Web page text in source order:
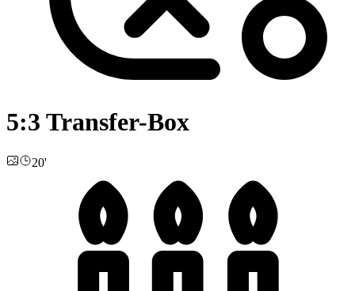
5:3 Transfer-Box
20'